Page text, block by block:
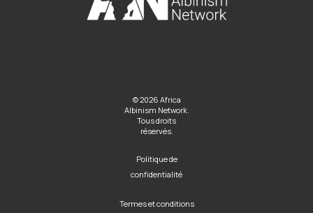
© 2026 Africa
Albinism Network.
Tous droits
réservés.
Politique de
confidentialité
Termes et conditions